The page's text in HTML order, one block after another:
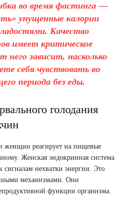
во время фастинга —
упущенные калории
Качество
имеет критическое
него зависит, насколько
себя чувствовать во
периода без еды.
голодания
реагирует на пищевые
Женская эндокринная система
сигналам нехватки энергии. Это
механизмами. Они
функции организма.